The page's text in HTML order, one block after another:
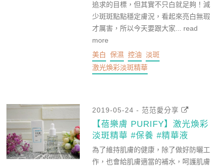
追求的目標，但其實不只白就足夠！減
少斑斑點點穩定膚況，看起來亮白無瑕
才厲害，所以今天要跟大家... read
more
美白
保濕 控油 淡斑
激光煥彩淡斑精華
2019-05-24 - 范范愛分享
【蓓樂膚 PURIFY】激光煥彩
淡斑精華 #保養 #精華液
為了維持肌膚的健康，除了做好防曬工
作，也會給肌膚適當的補水，呵護肌膚